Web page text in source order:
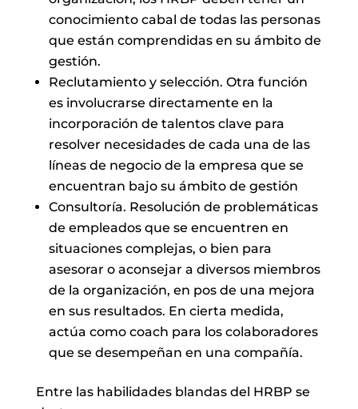
conocimiento cabal de todas las personas
que están comprendidas en su ámbito de
gestión.
Reclutamiento y selección. Otra función
es involucrarse directamente en la
incorporación de talentos clave para
resolver necesidades de cada una de las
líneas de negocio de la empresa que se
encuentran bajo su ámbito de gestión
Consultoría. Resolución de problemáticas
de empleados que se encuentren en
situaciones complejas, o bien para
asesorar o aconsejar a diversos miembros
de la organización, en pos de una mejora
en sus resultados. En cierta medida,
actúa como coach para los colaboradores
que se desempeñan en una compañía.
Entre las habilidades blandas del HRBP se